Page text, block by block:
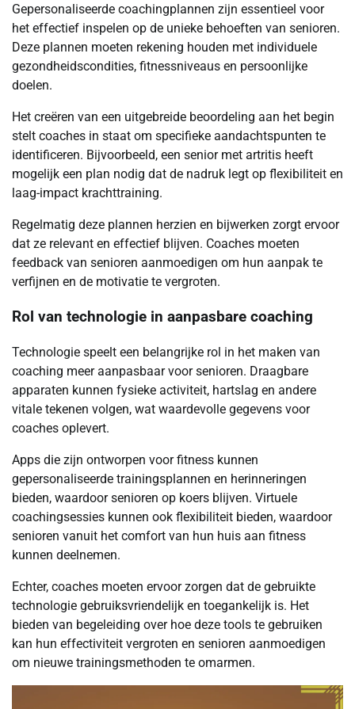
Gepersonaliseerde coachingplannen zijn essentieel voor
het effectief inspelen op de unieke behoeften van senioren.
Deze plannen moeten rekening houden met individuele
gezondheidscondities, fitnessniveaus en persoonlijke
doelen.
Het creëren van een uitgebreide beoordeling aan het begin
stelt coaches in staat om specifieke aandachtspunten te
identificeren. Bijvoorbeeld, een senior met artritis heeft
mogelijk een plan nodig dat de nadruk legt op flexibiliteit en
laag-impact krachttraining.
Regelmatig deze plannen herzien en bijwerken zorgt ervoor
dat ze relevant en effectief blijven. Coaches moeten
feedback van senioren aanmoedigen om hun aanpak te
verfijnen en de motivatie te vergroten.
Rol van technologie in aanpasbare coaching
Technologie speelt een belangrijke rol in het maken van
coaching meer aanpasbaar voor senioren. Draagbare
apparaten kunnen fysieke activiteit, hartslag en andere
vitale tekenen volgen, wat waardevolle gegevens voor
coaches oplevert.
Apps die zijn ontworpen voor fitness kunnen
gepersonaliseerde trainingsplannen en herinneringen
bieden, waardoor senioren op koers blijven. Virtuele
coachingsessies kunnen ook flexibiliteit bieden, waardoor
senioren vanuit het comfort van hun huis aan fitness
kunnen deelnemen.
Echter, coaches moeten ervoor zorgen dat de gebruikte
technologie gebruiksvriendelijk en toegankelijk is. Het
bieden van begeleiding over hoe deze tools te gebruiken
kan hun effectiviteit vergroten en senioren aanmoedigen
om nieuwe trainingsmethoden te omarmen.